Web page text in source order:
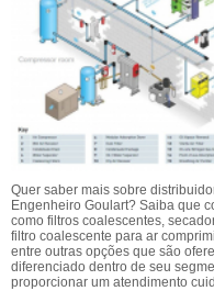
Quer saber mais sobre
Engenheiro Goulart? Saiba que
como filtros coalescentes,
filtro coalescente para ar
entre outras opções que são
diferenciado dentro de seu
proporcionar um atendimento